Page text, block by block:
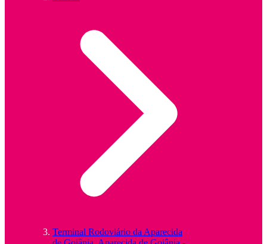
Terminal Rodoviário da Aparecida